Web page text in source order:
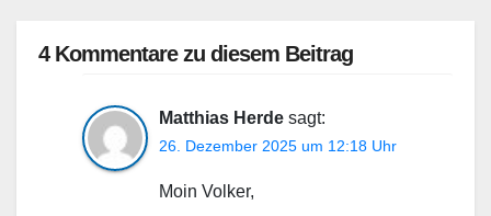
4 Kommentare zu diesem Beitrag
Matthias Herde sagt:
26. Dezember 2025 um 12:18 Uhr
Moin Volker,